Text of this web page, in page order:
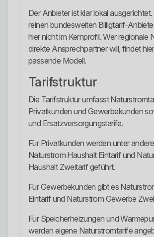
Der Anbieter ist klar lokal
reinen bundesweiten Billigtarif-
hier nicht im Kernprofil. Wer regionale
direkte Ansprechpartner will, findet
passende Modell.
Tarifstruktur
Die Tarifstruktur umfasst
Privatkunden und Gewerbekunden
und Ersatzversorgungstarife.
Für Privatkunden werden unter
Naturstrom Haushalt Eintarif und
Haushalt Zweitarif geführt.
Für Gewerbekunden gibt es
Eintarif und Naturstrom Gewerbe
Für Speicherheizungen und
werden eigene Naturstromtarife